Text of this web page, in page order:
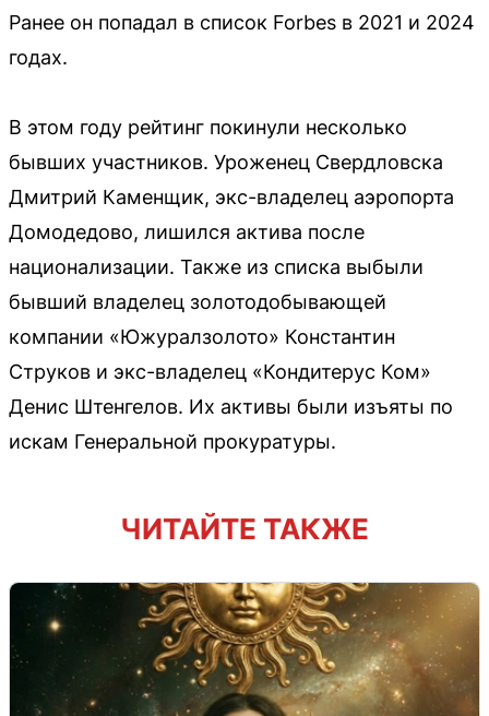
Ранее он попадал в список Forbes в 2021 и 2024
годах.
В этом году рейтинг покинули несколько
бывших участников. Уроженец Свердловска
Дмитрий Каменщик, экс-владелец аэропорта
Домодедово, лишился актива после
национализации. Также из списка выбыли
бывший владелец золотодобывающей
компании «Южуралзолото» Константин
Струков и экс-владелец «Кондитерус Ком»
Денис Штенгелов. Их активы были изъяты по
искам Генеральной прокуратуры.
ЧИТАЙТЕ ТАКЖЕ